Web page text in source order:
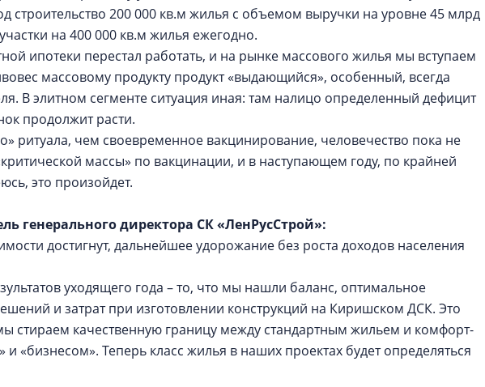
строительство 200 000 кв.м жилья с объемом выручки на уровне 45 млрд
на 400 000 кв.м жилья ежегодно.
ипотеки перестал работать, и на рынке массового жилья мы вступаем
массовому продукту продукт «выдающийся», особенный, всегда
В элитном сегменте ситуация иная: там налицо определенный дефицит
продолжит расти.
ритуала, чем своевременное вакцинирование, человечество пока не
массы» по вакцинации, и в наступающем году, по крайней
это произойдет.
генерального директора СК «ЛенРусСтрой»:
достигнут, дальнейшее удорожание без роста доходов населения
уходящего года – то, что мы нашли баланс, оптимальное
и затрат при изготовлении конструкций на Киришском ДСК. Это
стираем качественную границу между стандартным жильем и комфорт-
«бизнесом». Теперь класс жилья в наших проектах будет определяться